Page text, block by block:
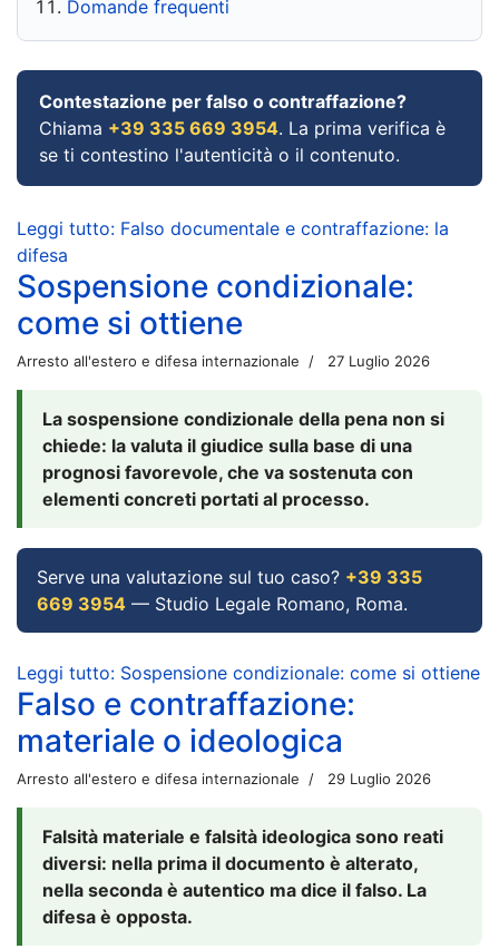
Domande frequenti
Contestazione per falso o contraffazione?
Chiama +39 335 669 3954. La prima verifica è
se ti contestino l'autenticità o il contenuto.
Leggi tutto: Falso documentale e contraffazione: la
difesa
Sospensione condizionale:
come si ottiene
Arresto all'estero e difesa internazionale 27 Luglio 2026
La sospensione condizionale della pena non si
chiede: la valuta il giudice sulla base di una
prognosi favorevole, che va sostenuta con
elementi concreti portati al processo.
Serve una valutazione sul tuo caso? +39 335
669 3954 — Studio Legale Romano, Roma.
Leggi tutto: Sospensione condizionale: come si ottiene
Falso e contraffazione:
materiale o ideologica
Arresto all'estero e difesa internazionale 29 Luglio 2026
Falsità materiale e falsità ideologica sono reati
diversi: nella prima il documento è alterato,
nella seconda è autentico ma dice il falso. La
difesa è opposta.